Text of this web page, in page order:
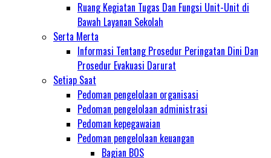
Ruang Kegiatan Tugas Dan Fungsi Unit-Unit di
Bawah Layanan Sekolah
Serta Merta
Informasi Tentang Prosedur Peringatan Dini Dan
Prosedur Evakuasi Darurat
Setiap Saat
Pedoman pengelolaan organisasi
Pedoman pengelolaan administrasi
Pedoman kepegawaian
Pedoman pengelolaan keuangan
Bagian BOS